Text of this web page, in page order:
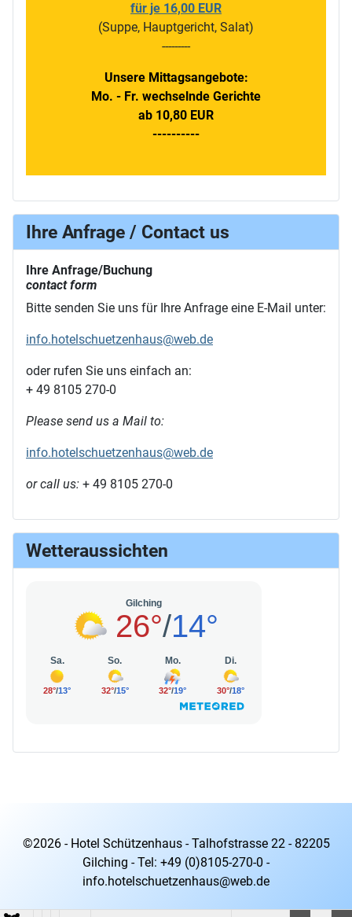
für je 16,00 EUR
(Suppe, Hauptgericht, Salat)
---------
Unsere Mittagsangebote:
Mo. - Fr. wechselnde Gerichte
ab 10,80 EUR
----------
Ihre Anfrage / Contact us
Ihre Anfrage/Buchung
contact form
Bitte senden Sie uns für Ihre Anfrage eine E-Mail unter:
info.hotelschuetzenhaus@web.de
oder rufen Sie uns einfach an:
+ 49 8105 270-0
Please send us a Mail to:
info.hotelschuetzenhaus@web.de
or call us: + 49 8105 270-0
Wetteraussichten
©2026 - Hotel Schützenhaus - Talhofstrasse 22 - 82205
Gilching - Tel: +49 (0)8105-270-0 -
info.hotelschuetzenhaus@web.de